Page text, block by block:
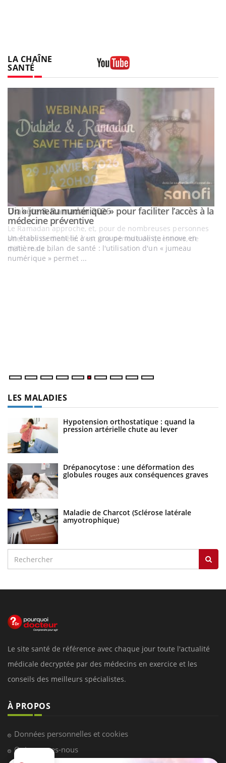
LA CHAÎNE
SANTÉ
Youtube
Youtube
Un « jumeau numérique » pour faciliter l’accès à la
médecine préventiveYoutube
Un établissement lié à un groupe mutualiste innove en
matière de bilan de santé : l'utilisation d'un « jumeau
numérique » permet ...
LES MALADIES
Hypotension orthostatique : quand la
pression artérielle chute au lever
Drépanocytose : une déformation des
globules rouges aux conséquences graves
Maladie de Charcot (Sclérose latérale
amyotrophique)
Le site santé de référence avec chaque jour toute l'actualité
médicale decryptée par des médecins en exercice et les
conseils des meilleurs spécialistes.
À PROPOS
Données personnelles et cookies
Qui sommes-nous